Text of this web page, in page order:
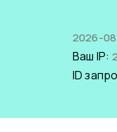
2026-
Ваш IP:
ID